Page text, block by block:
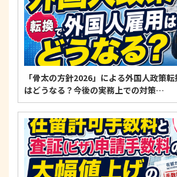
「骨太の方針2026」による外国人政策
はどうなる？今後の実務上での対策…